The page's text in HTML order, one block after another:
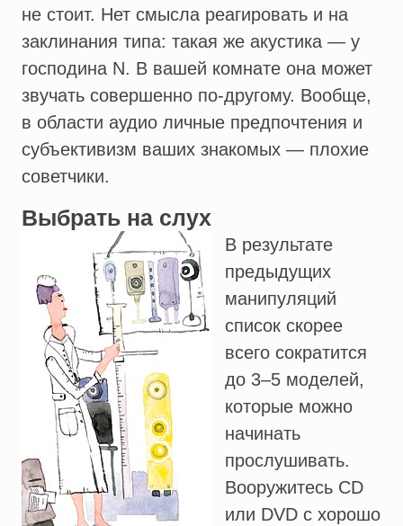
не стоит. Нет смысла реагировать и на
заклинания типа: такая же акустика — у
господина N. В вашей комнате она может
звучать совершенно по-другому. Вообще,
в области аудио личные предпочтения и
субъективизм ваших знакомых — плохие
советчики.
Выбрать на слух
В результате
предыдущих
манипуляций
список скорее
всего сократится
до 3–5 моделей,
которые можно
начинать
прослушивать.
Вооружитесь CD
или DVD с хорошо